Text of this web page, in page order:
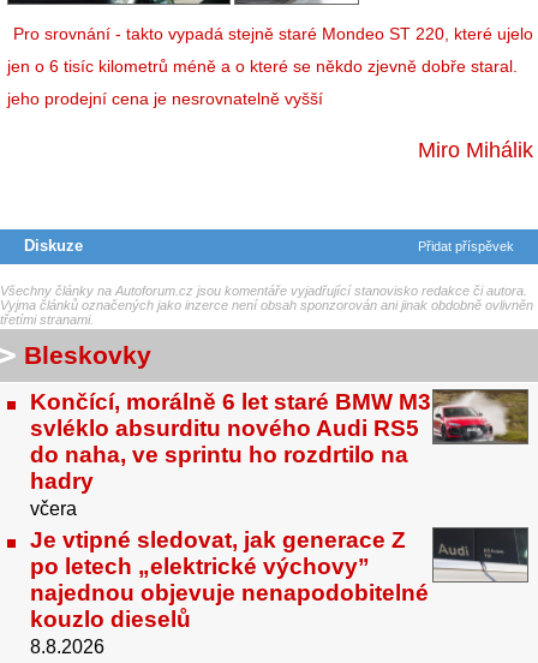
Pro srovnání - takto vypadá stejně staré Mondeo ST 220, které ujelo
jen o 6 tisíc kilometrů méně a o které se někdo zjevně dobře staral.
jeho prodejní cena je nesrovnatelně vyšší
Miro Mihálik
Diskuze Přidat příspěvek
Všechny články na Autoforum.cz jsou komentáře vyjadřující stanovisko redakce či autora.
Vyjma článků označených jako inzerce není obsah sponzorován ani jinak obdobně ovlivněn
třetími stranami.
Bleskovky
Končící, morálně 6 let staré BMW M3
svléklo absurditu nového Audi RS5
do naha, ve sprintu ho rozdrtilo na
hadry
včera
Je vtipné sledovat, jak generace Z
po letech „elektrické výchovy”
najednou objevuje nenapodobitelné
kouzlo dieselů
8.8.2026